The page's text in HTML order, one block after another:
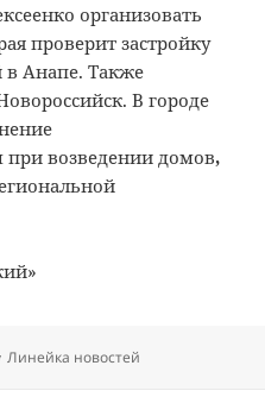
организовать
проверит застройку
Анапе. Также
В городе
при возведении домов,
Рубрики
Линейка новостей